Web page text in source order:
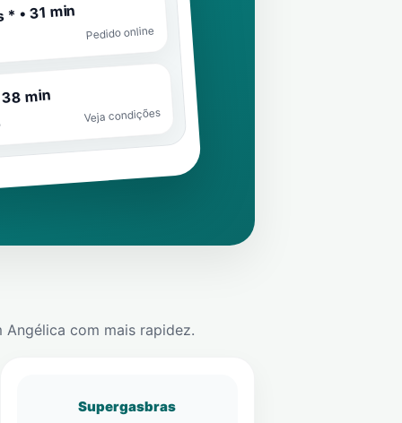
• 31 min
Pedido online
min
Veja condições
Angélica com mais rapidez.
Supergasbras